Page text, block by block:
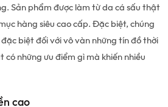
Sản phẩm được làm từ da cá sấu thật
hàng siêu cao cấp. Đặc biệt, chúng
biệt đối với vô vàn những tín đồ thời
những ưu điểm gì mà khiến nhiều
cao